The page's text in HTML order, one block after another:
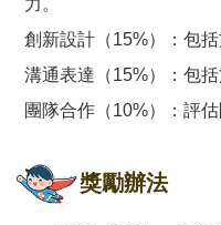
力。
創新設計（15%）：包
溝通表達（15%）：包括
團隊合作（10%）：評
獎勵辦法